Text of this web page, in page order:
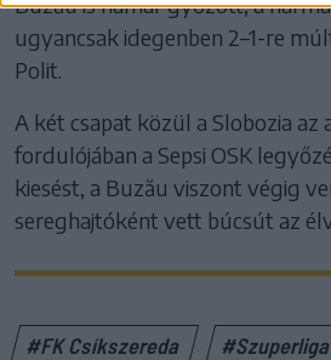
ugyancsak idegenben 2–1-re
Polit.
A két csapat közül a Slobozia az
fordulójában a Sepsi OSK
kiesést, a Buzău viszont végig
sereghajtóként vett búcsút az
#FK Csíkszereda #Szuperliga